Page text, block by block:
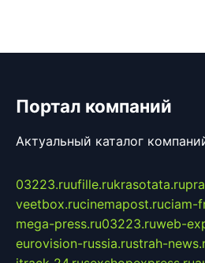
Портал компаний
Актуальный каталог
03223.ruufille.rukrasotata.ru
veetbox.rucinemapost.ruciam-
mega-press.ru03223.ruweb-
eurovision-russia.rustrah-